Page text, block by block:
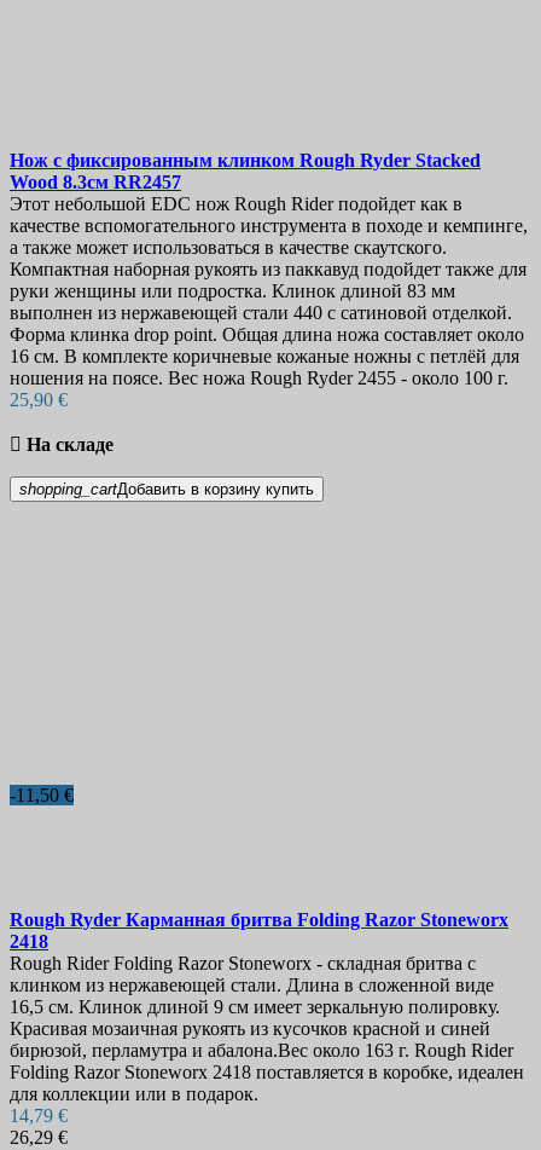
Нож с фиксированным клинком Rough Ryder Stacked
Wood 8.3см RR2457
Этот небольшой EDC нож Rough Rider подойдет как в
качестве вспомогательного инструмента в походе и кемпинге,
а также может использоваться в качестве скаутского.
Компактная наборная рукоять из паккавуд подойдет также для
руки женщины или подростка. Клинок длиной 83 мм
выполнен из нержавеющей стали 440 с сатиновой отделкой.
Форма клинка drop point. Общая длина ножа составляет около
16 см. В комплекте коричневые кожаные ножны с петлёй для
ношения на поясе. Вес ножа Rough Ryder 2455 - около 100 г.
25,90 €
 На складе
shopping_cartДобавить в корзину купить
-11,50 €
Rough Ryder Карманная бритва Folding Razor Stoneworx
2418
Rough Rider Folding Razor Stoneworx - складная бритва с
клинком из нержавеющей стали. Длина в сложенной виде
16,5 см. Клинок длиной 9 см имеет зеркальную полировку.
Красивая мозаичная рукоять из кусочков красной и синей
бирюзой, перламутра и абалона.Вес около 163 г. Rough Rider
Folding Razor Stoneworx 2418 поставляется в коробке, идеален
для коллекции или в подарок.
14,79 €
26,29 €